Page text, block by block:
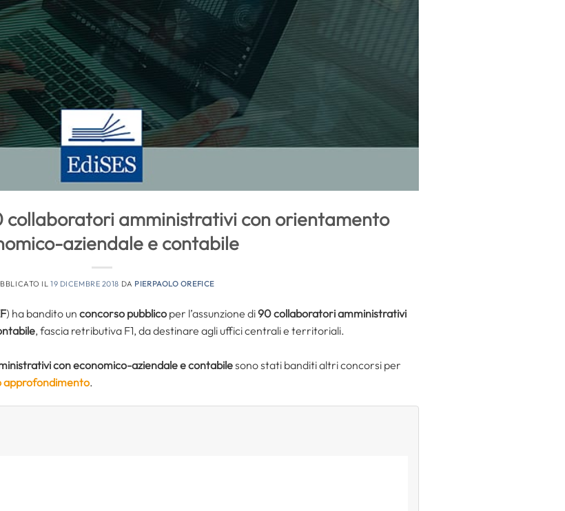
collaboratori amministrativi con orientamento
aziendale e contabile
IL19 DICEMBRE 2018 DA PIERPAOLO OREFICE
) ha bandito un concorso pubblico per l’assunzione di90 collaboratori amministrativi
, fascia retributiva F1, da destinare agli uffici centrali e territoriali.
con economico-aziendale e contabilesono stati banditi altri concorsi per
approfondimento.